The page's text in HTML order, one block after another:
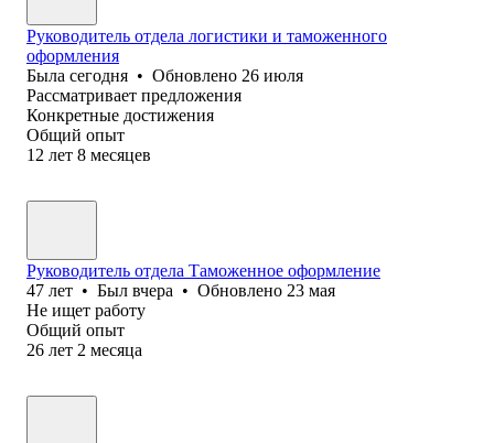
Руководитель отдела логистики и таможенного
оформления
Была сегодня • Обновлено 26 июля
Рассматривает предложения
Конкретные достижения
Общий опыт
12 лет 8 месяцев
Руководитель отдела Таможенное оформление
47 лет • Был вчера • Обновлено 23 мая
Не ищет работу
Общий опыт
26 лет 2 месяца